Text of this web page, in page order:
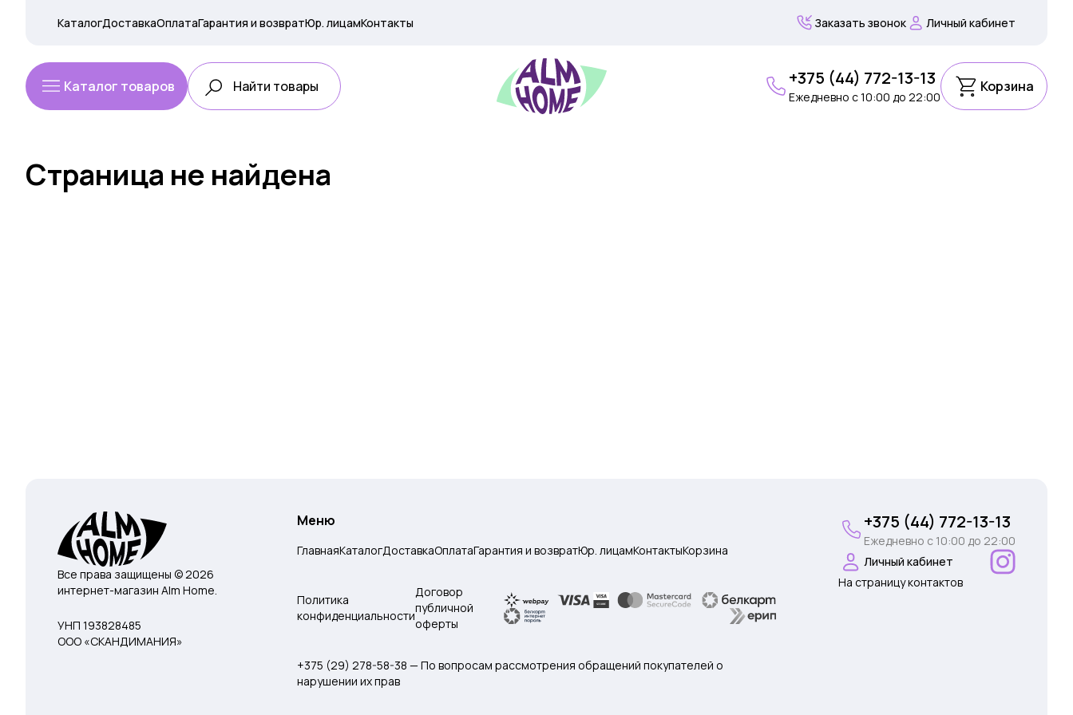
КаталогДоставкаОплатаГарантия и возвратЮр. лицамКонтакты Заказать звонок Личный кабинет
Каталог товаров +375 (44) 772-13-13
Ежедневно c 10:00 до 22:00
Корзина
Страница не найдена
Все права защищены © 2026
интернет-магазин Alm Home.
УНП 193828485
ООО «СКАНДИМАНИЯ»
Меню
ГлавнаяКаталогДоставкаОплатаГарантия и возвратЮр. лицамКонтактыКорзина
Политика
конфиденциальности
Договор
публичной
оферты
+375 (29) 278-58-38 — По вопросам рассмотрения обращений покупателей о
нарушении их прав
+375 (44) 772-13-13
Ежедневно c 10:00 до 22:00
Личный кабинет
На страницу контактов